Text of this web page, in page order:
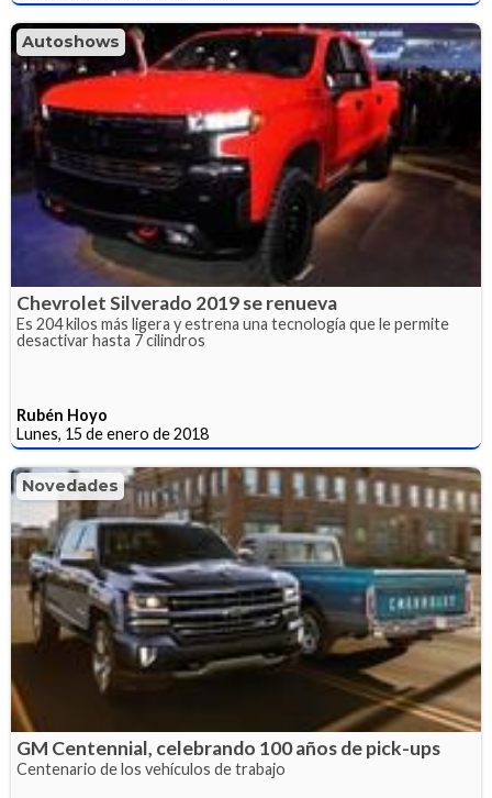
Autoshows
Chevrolet Silverado 2019 se renueva
Es 204 kilos más ligera y estrena una tecnología que le permite
desactivar hasta 7 cilindros
Rubén Hoyo
Lunes, 15 de enero de 2018
Novedades
GM Centennial, celebrando 100 años de pick-ups
Centenario de los vehículos de trabajo